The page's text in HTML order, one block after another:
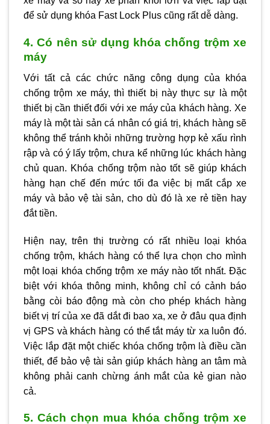
để sử dụng khóa Fast Lock Plus cũng rất dễ dàng.
4. Có nên sử dụng khóa chống trộm xe
máy
Với tất cả các chức năng công dụng của khóa
chống trộm xe máy, thì thiết bị này thực sự là một
thiết bị cần thiết đối với xe máy của khách hàng. Xe
máy là một tài sản cá nhân có giá trị, khách hàng sẽ
không thể tránh khỏi những trường hợp kẻ xấu rình
rập và có ý lấy trộm, chưa kể những lúc khách hàng
chủ quan. Khóa chống trộm nào tốt sẽ giúp khách
hàng hạn chế đến mức tối đa việc bị mất cắp xe
máy và bảo vệ tài sản, cho dù đó là xe rẻ tiền hay
đắt tiền.
Hiện nay, trên thị trường có rất nhiều loại khóa
chống trộm, khách hàng có thể lựa chọn cho mình
một loại khóa chống trộm xe máy nào tốt nhất. Đặc
biệt với khóa thông minh, không chỉ có cảnh báo
bằng còi báo động mà còn cho phép khách hàng
biết vị trí của xe đã dắt đi bao xa, xe ở đâu qua định
vị GPS và khách hàng có thể tắt máy từ xa luôn đó.
Việc lắp đặt một chiếc khóa chống trộm là điều cần
thiết, để bảo vệ tài sản giúp khách hàng an tâm mà
không phải canh chừng ánh mắt của kẻ gian nào
cả.
5. Cách chọn mua khóa chống trộm xe